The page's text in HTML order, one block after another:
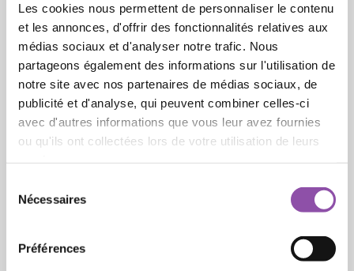
Les cookies nous permettent de personnaliser le contenu
et les annonces, d'offrir des fonctionnalités relatives aux
médias sociaux et d'analyser notre trafic. Nous
partageons également des informations sur l'utilisation de
notre site avec nos partenaires de médias sociaux, de
publicité et d'analyse, qui peuvent combiner celles-ci
avec d'autres informations que vous leur avez fournies
ou qu'ils ont collectées lors de votre utilisation de leurs
Nécessaires
Préférences
Nicole Foucher, maître de conférences en « Mode
et cinéma » à l’Université de la mode, Université
Lumière Lyon 2
, a choisi de parler de « Deux robes
de folie », dans les films
Camille Claudel
(Bruno
Nuytten, 1998) et
Séraphine
(Martin Provost,
2008) : celle de Camille Claudel et celle de
Séraphine Louis (dite Séraphine de Senlis), toutes
1942 pour Séraphine). Alors que tant d’éléments
violence comparable, aboutissant pareillement à